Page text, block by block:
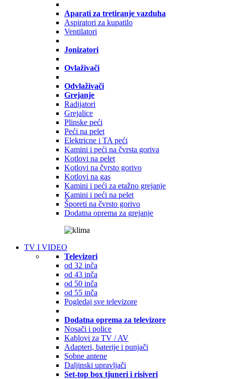
Aparati za tretiranje vazduha
Aspiratori za kupatilo
Ventilatori
Jonizatori
Ovlaživači
Odvlaživači
Grejanje
Radijatori
Grejalice
Plinske peći
Peći na pelet
Elektricne i TA peći
Kamini i peći na čvrsta goriva
Kotlovi na pelet
Kotlovi na čvrsto gorivo
Kotlovi na gas
Kamini i peći za etažno grejanje
Kamini i peći na pelet
Šporeti na čvrsto gorivo
Dodatna oprema za grejanje
TV I VIDEO
Televizori
od 32 inča
od 43 inča
od 50 inča
od 55 inča
Pogledaj sve televizore
Dodatna oprema za televizore
Nosači i police
Kablovi za TV / AV
Adapteri, baterije i punjači
Sobne antene
Daljinski upravljači
Set-top box tjuneri i risiveri